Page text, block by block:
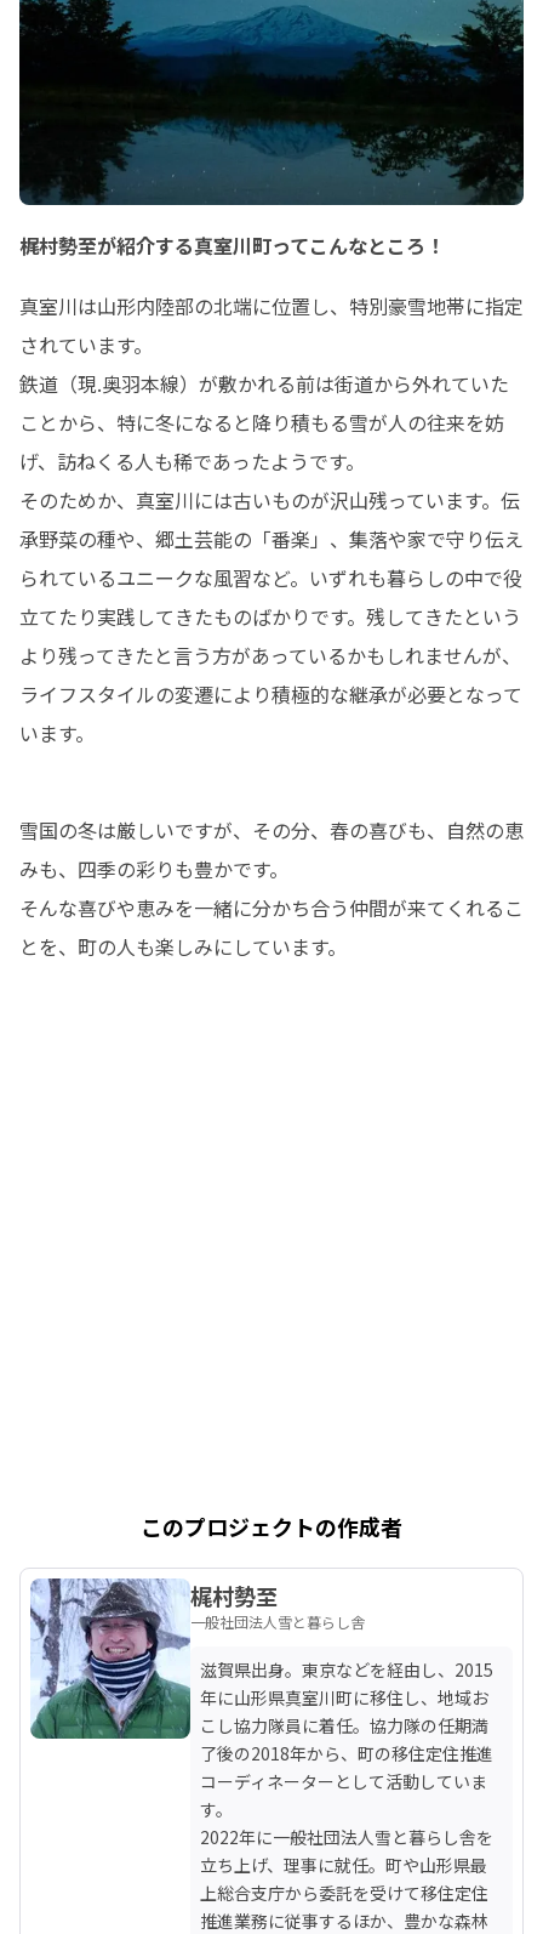
梶村勢至が紹介する真室川町ってこんなところ！
真室川は山形内陸部の北端に位置し、特別豪雪地帯に指定
されています。
鉄道（現.奥羽本線）が敷かれる前は街道から外れていた
ことから、特に冬になると降り積もる雪が人の往来を妨
げ、訪ねくる人も稀であったようです。
そのためか、真室川には古いものが沢山残っています。伝
承野菜の種や、郷土芸能の「番楽」、集落や家で守り伝え
られているユニークな風習など。いずれも暮らしの中で役
立てたり実践してきたものばかりです。残してきたという
より残ってきたと言う方があっているかもしれませんが、
ライフスタイルの変遷により積極的な継承が必要となって
います。
雪国の冬は厳しいですが、その分、春の喜びも、自然の恵
みも、四季の彩りも豊かです。
そんな喜びや恵みを一緒に分かち合う仲間が来てくれるこ
とを、町の人も楽しみにしています。
このプロジェクトの作成者
梶村勢至
一般社団法人雪と暮らし舎
滋賀県出身。東京などを経由し、2015
年に山形県真室川町に移住し、地域お
こし協力隊員に着任。協力隊の任期満
了後の2018年から、町の移住定住推進
コーディネーターとして活動していま
す。
2022年に一般社団法人雪と暮らし舎を
立ち上げ、理事に就任。町や山形県最
上総合支庁から委託を受けて移住定住
推進業務に従事するほか、豊かな森林